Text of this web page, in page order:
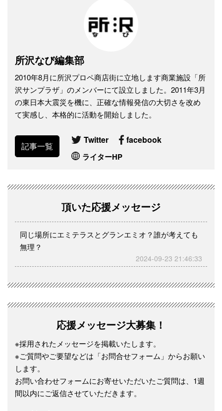
所沢なび編集部
2010年8月に所沢プロペ商店街に立地します商業施設「所
沢サンプラザ」のメンバーにて設立しました。2011年3月
の東日本大震災を機に、正確な情報発信の大切さを改め
て実感し、本格的に活動を開始しました。
記事一覧
Twitter facebook
ライターHP
頂いた応援メッセージ
同じ場所にエミテラスとグランエミオ？誰が考えても
無理？
2024-09-23 21:46:33
応援メッセージ大募集！
※採用されたメッセージを掲載いたします。
※ご質問やご要望などは「お問合せフォーム」からお願い
します。
お問い合わせフォームにお寄せいただいたご質問は、1週
間以内にご返信させていただきます。